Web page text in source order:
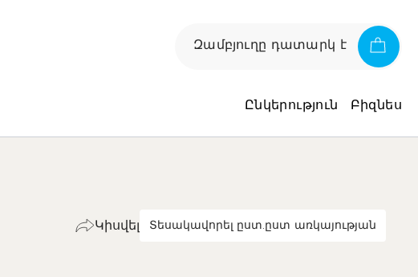
Զամբյուղը դատարկ է
Ընկերություն Բիզնես
Տեսակավորել ըստ.ըստ առկայության
Կիսվել